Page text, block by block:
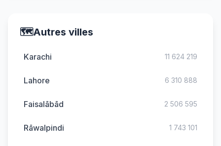
🗺️Autres villes
Karachi 11 624 219
Lahore 6 310 888
Faisalābād 2 506 595
Rāwalpindi 1 743 101